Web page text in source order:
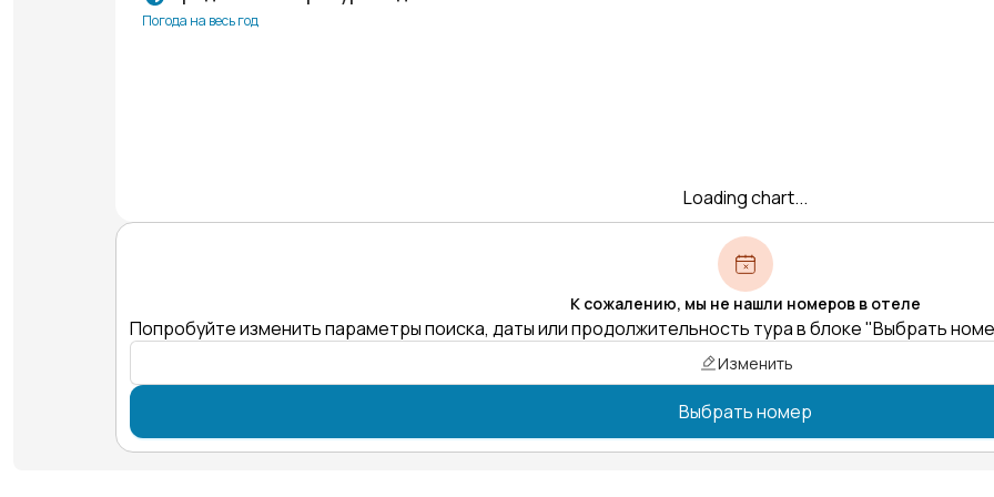
Погода на весь год
Loading chart...
К сожалению, мы не нашли номеров в отеле
Попробуйте изменить параметры поиска, даты или продолжительность тура в блоке "Выбрать
Изменить
Выбрать номер